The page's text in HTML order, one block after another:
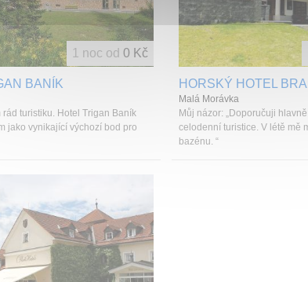
BANÍK
rád turistiku. Hotel Trigan Baník
jako vynikající výchozí bod pro
1 noc od 0 Kč
HORSKÝ HOTEL
Malá Morávka
Můj názor: „Doporučuji
celodenní turistice. V létě mě
bazénu. “